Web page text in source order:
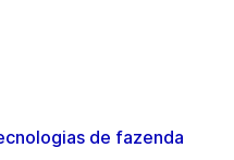
de fazenda